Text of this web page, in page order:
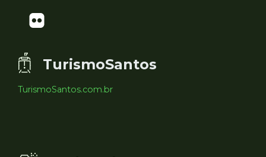
TurismoSantos
TurismoSantos.com.br